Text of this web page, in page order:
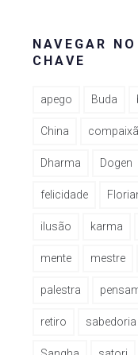
NAVEGAR
CHAVE
apego Buda
China
Dharma Dogen
felicidade
ilusão karma
mente mestre
palestra
retiro sabedoria